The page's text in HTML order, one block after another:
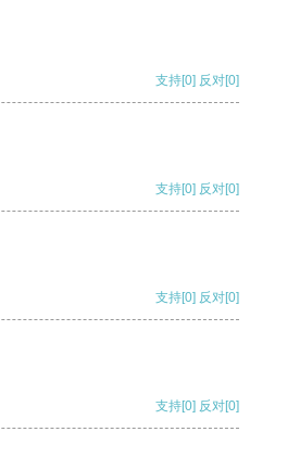
支持[0] 反对[0]
支持[0] 反对[0]
支持[0] 反对[0]
支持[0] 反对[0]